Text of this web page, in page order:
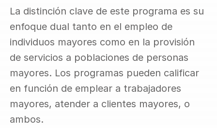
La distinción clave de este programa es su
enfoque dual tanto en el empleo de
individuos mayores como en la provisión
de servicios a poblaciones de personas
mayores. Los programas pueden calificar
en función de emplear a trabajadores
mayores, atender a clientes mayores, o
ambos.